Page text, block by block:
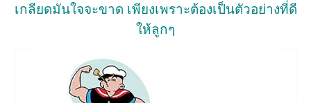
เกลียดมันใจจะขาด เพียงเพราะต้องเป็นตัวอย่างที่ดี
ให้ลูกๆ